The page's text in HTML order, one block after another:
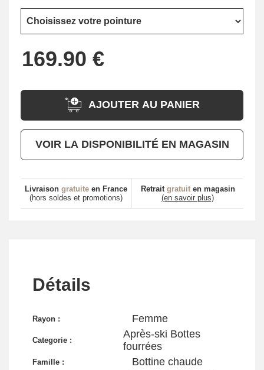
AJOUTER AU PANIER
VOIR LA DISPONIBILITÉ EN MAGASIN
Livraison gratuite en France
(hors soldes et promotions)
Retrait gratuiten magasin
(en savoir plus)
Détails
Rayon : Femme
Categorie :
Après-ski Bottes
fourrées
Famille : Bottine chaude